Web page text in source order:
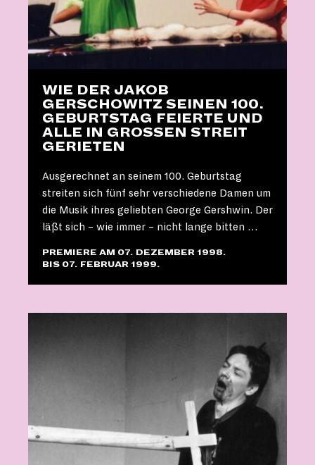
WIE DER JAKOB
GERSCHOWITZ SEINEN 100.
GEBURTSTAG FEIERTE UND
ALLE IN GROSSEN STREIT G
ERIETEN
Ausgerechnet an seinem 100. Geburtstag
streiten sich fünf sehr verschiedene Damen um
die Musik ihres geliebten George Gershwin. Der
läßt sich – wie immer – nicht lange bitten …
PREMIERE AM 07. DEZEMBER 1998.
BIS 07. FEBRUAR 1999.